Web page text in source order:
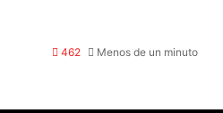
462 Menos de un minuto